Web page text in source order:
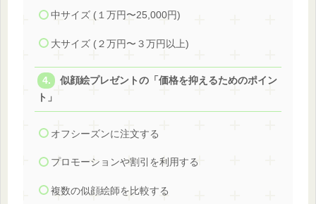
中サイズ (１万円〜25,000円)
大サイズ (２万円〜３万円以上)
似顔絵プレゼントの「価格を抑えるためのポイン
ト」
オフシーズンに注文する
プロモーションや割引を利用する
複数の似顔絵師を比較する